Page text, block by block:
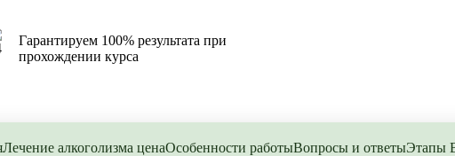
Гарантируем 100% результата при
прохождении курса
Лечение алкоголизма ценаОсобенности работыВопросы и ответыЭтапы